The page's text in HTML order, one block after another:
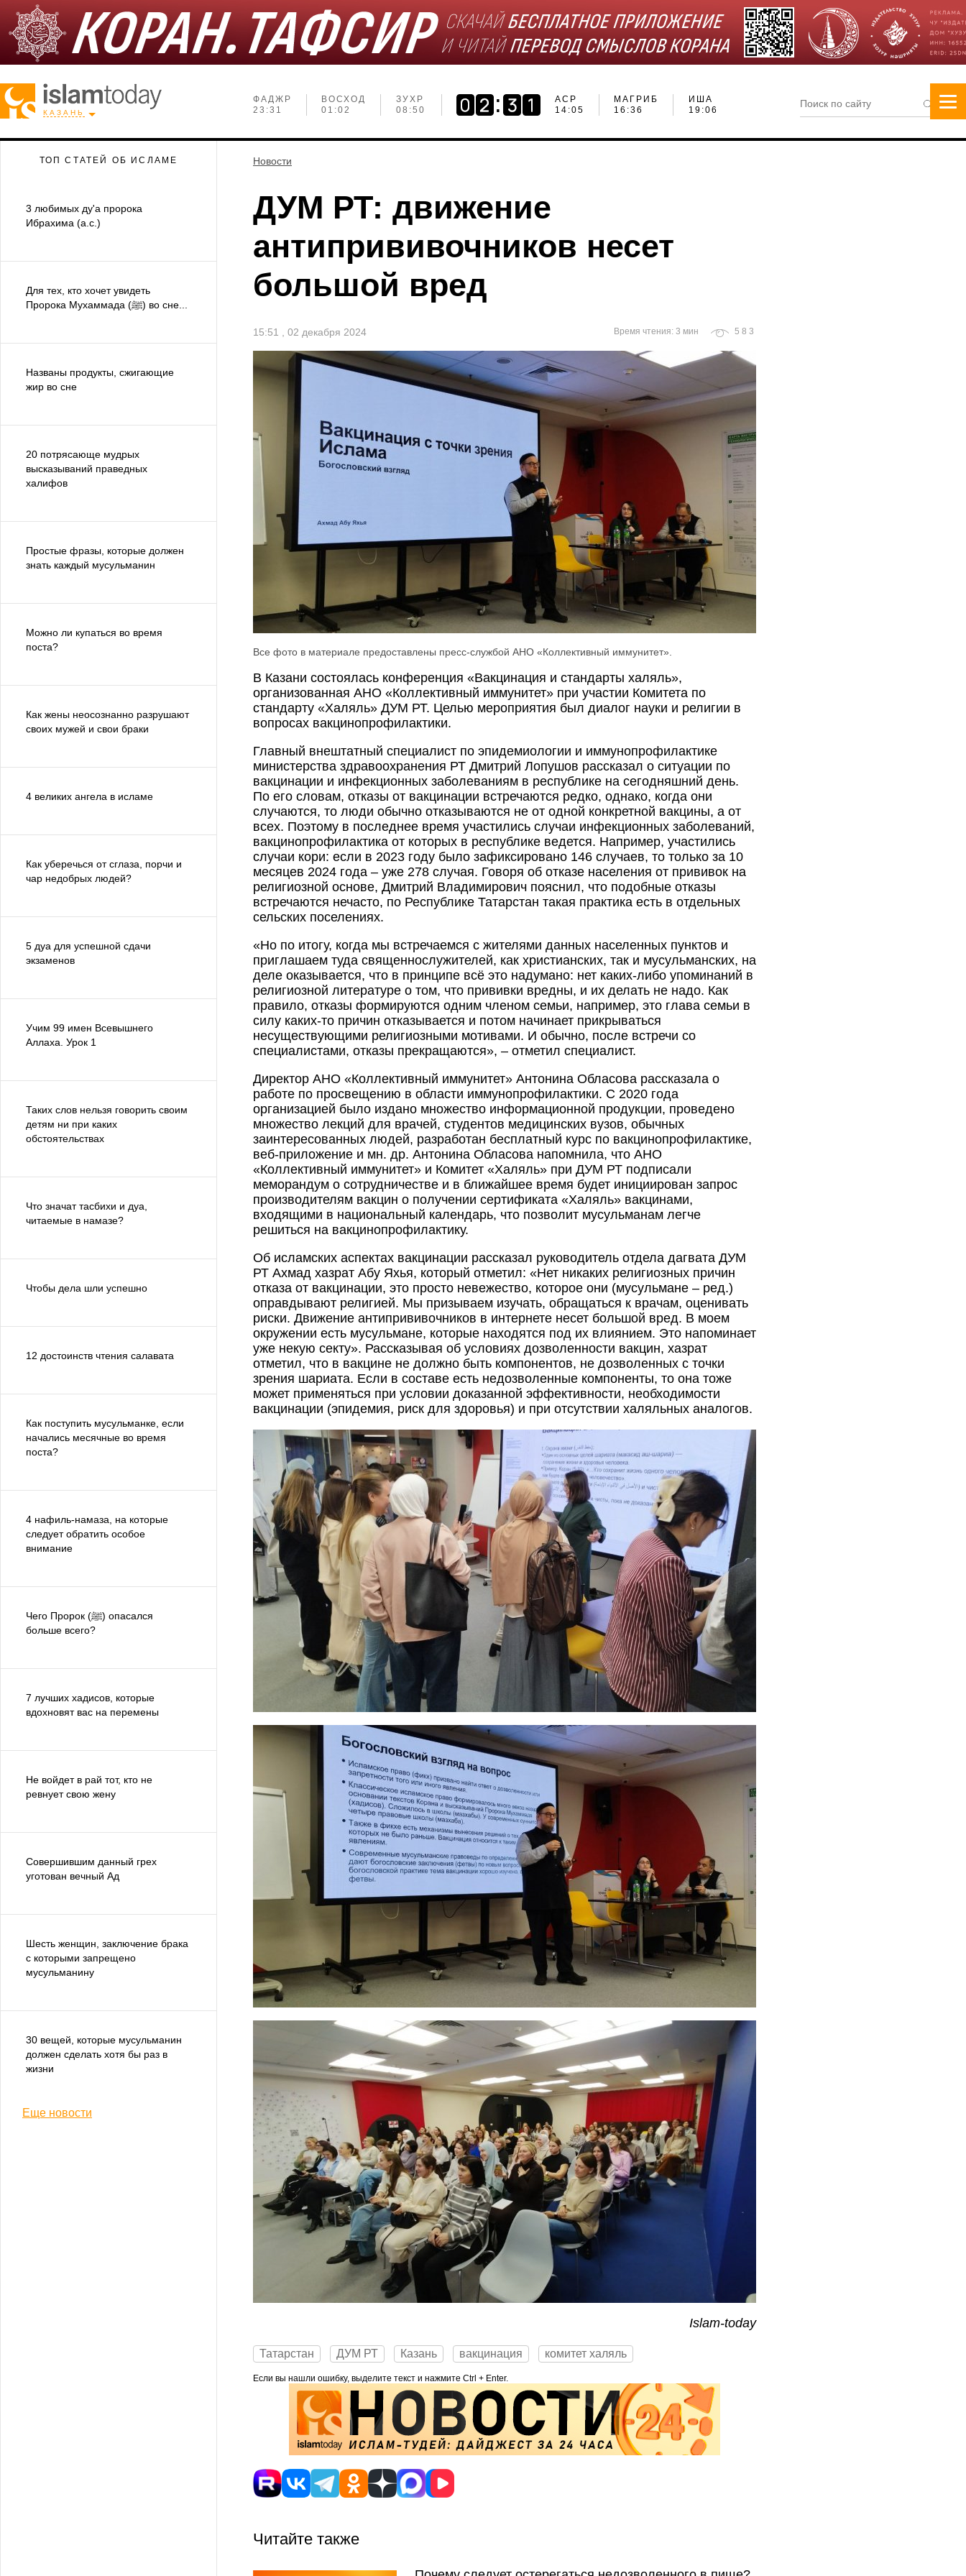
КАЗАНЬ
ФАДЖР
23:31
ВОСХОД
01:02
ЗУХР
08:50
АСР
14:05
МАГРИБ
16:36
ИША
19:06
ТОП СТАТЕЙ ОБ ИСЛАМЕ
3 любимых ду'а пророка
Ибрахима (а.с.)
Для тех, кто хочет увидеть
Пророка Мухаммада (ﷺ) во сне...
Названы продукты, сжигающие
жир во сне
20 потрясающе мудрых
высказываний праведных
халифов
Простые фразы, которые должен
знать каждый мусульманин
Можно ли купаться во время
поста?
Как жены неосознанно разрушают
своих мужей и свои браки
4 великих ангела в исламе
Как уберечься от сглаза, порчи и
чар недобрых людей?
5 дуа для успешной сдачи
экзаменов
Учим 99 имен Всевышнего
Аллаха. Урок 1
Таких слов нельзя говорить своим
детям ни при каких
обстоятельствах
Что значат тасбихи и дуа,
читаемые в намазе?
Чтобы дела шли успешно
12 достоинств чтения салавата
Как поступить мусульманке, если
начались месячные во время
поста?
4 нафиль-намаза, на которые
следует обратить особое
внимание
Чего Пророк (ﷺ) опасался
больше всего?
7 лучших хадисов, которые
вдохновят вас на перемены
Не войдет в рай тот, кто не
ревнует свою жену
Совершившим данный грех
уготован вечный Ад
Шесть женщин, заключение брака
с которыми запрещено
мусульманину
30 вещей, которые мусульманин
должен сделать хотя бы раз в
жизни
Еще новости
Новости
ДУМ РТ: движение
антипрививочников несет
большой вред
15:51 , 02 декабря 2024 Время чтения: 3 мин 583
Все фото в материале предоставлены пресс-службой АНО «Коллективный иммунитет».
В Казани состоялась конференция «Вакцинация и стандарты халяль»,
организованная АНО «Коллективный иммунитет» при участии Комитета по
стандарту «Халяль» ДУМ РТ. Целью мероприятия был диалог науки и религии в
вопросах вакцинопрофилактики.
Главный внештатный специалист по эпидемиологии и иммунопрофилактике
министерства здравоохранения РТ Дмитрий Лопушов рассказал о ситуации по
вакцинации и инфекционных заболеваниям в республике на сегодняшний день.
По его словам, отказы от вакцинации встречаются редко, однако, когда они
случаются, то люди обычно отказываются не от одной конкретной вакцины, а от
всех. Поэтому в последнее время участились случаи инфекционных заболеваний,
вакцинопрофилактика от которых в республике ведется. Например, участились
случаи кори: если в 2023 году было зафиксировано 146 случаев, то только за 10
месяцев 2024 года – уже 278 случая. Говоря об отказе населения от прививок на
религиозной основе, Дмитрий Владимирович пояснил, что подобные отказы
встречаются нечасто, по Республике Татарстан такая практика есть в отдельных
сельских поселениях.
«Но по итогу, когда мы встречаемся с жителями данных населенных пунктов и
приглашаем туда священнослужителей, как христианских, так и мусульманских, на
деле оказывается, что в принципе всё это надумано: нет каких-либо упоминаний в
религиозной литературе о том, что прививки вредны, и их делать не надо. Как
правило, отказы формируются одним членом семьи, например, это глава семьи в
силу каких-то причин отказывается и потом начинает прикрываться
несуществующими религиозными мотивами. И обычно, после встречи со
специалистами, отказы прекращаются», – отметил специалист.
Директор АНО «Коллективный иммунитет» Антонина Обласова рассказала о
работе по просвещению в области иммунопрофилактики. С 2020 года
организацией было издано множество информационной продукции, проведено
множество лекций для врачей, студентов медицинских вузов, обычных
заинтересованных людей, разработан бесплатный курс по вакцинопрофилактике,
веб-приложение и мн. др. Антонина Обласова напомнила, что АНО
«Коллективный иммунитет» и Комитет «Халяль» при ДУМ РТ подписали
меморандум о сотрудничестве и в ближайшее время будет инициирован запрос
производителям вакцин о получении сертификата «Халяль» вакцинами,
входящими в национальный календарь, что позволит мусульманам легче
решиться на вакцинопрофилактику.
Об исламских аспектах вакцинации рассказал руководитель отдела дагвата ДУМ
РТ Ахмад хазрат Абу Яхья, который отметил: «Нет никаких религиозных причин
отказа от вакцинации, это просто невежество, которое они (мусульмане – ред.)
оправдывают религией. Мы призываем изучать, обращаться к врачам, оценивать
риски. Движение антипрививочников в интернете несет большой вред. В моем
окружении есть мусульмане, которые находятся под их влиянием. Это напоминает
уже некую секту». Рассказывая об условиях дозволенности вакцин, хазрат
отметил, что в вакцине не должно быть компонентов, не дозволенных с точки
зрения шариата. Если в составе есть недозволенные компоненты, то она тоже
может применяться при условии доказанной эффективности, необходимости
вакцинации (эпидемия, риск для здоровья) и при отсутствии халяльных аналогов.
Islam-today
Татарстан ДУМ РТ Казань вакцинация комитет халяль
Если вы нашли ошибку, выделите текст и нажмите Ctrl + Enter.
Читайте также